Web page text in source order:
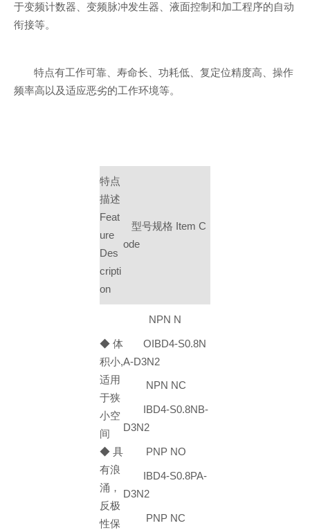
于变频计数器、变频脉冲发生器、液面控制和加工程序的自动
衔接等。
特点有工作可靠、寿命长、功耗低、复定位精度高、操作
频率高以及适应恶劣的工作环境等。
特点
描述
Feat
ure
Des
cripti
on
型号规格 Item C
ode
◆ 体
积小,
适用
于狭
小空
间
◆ 具
有浪
涌，
反极
性保
NPN N
OIBD4-S0.8N
A-D3N2
NPN NC
IBD4-S0.8NB-
D3N2
PNP NO
IBD4-S0.8PA-
D3N2
PNP NC